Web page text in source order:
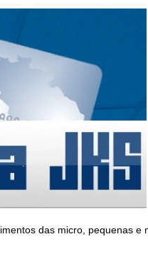
das micro, pequenas e